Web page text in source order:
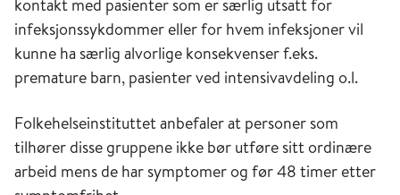
kontakt med pasienter som er særlig utsatt for
infeksjonssykdommer eller for hvem infeksjoner vil
kunne ha særlig alvorlige konsekvenser f.eks.
premature barn, pasienter ved intensivavdeling o.l.
Folkehelseinstituttet anbefaler at personer som
tilhører disse gruppene ikke bør utføre sitt ordinære
arbeid mens de har symptomer og før 48 timer etter